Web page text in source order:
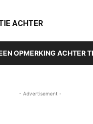
ACHTER
OPMERKING ACHTER
- Advertisement -